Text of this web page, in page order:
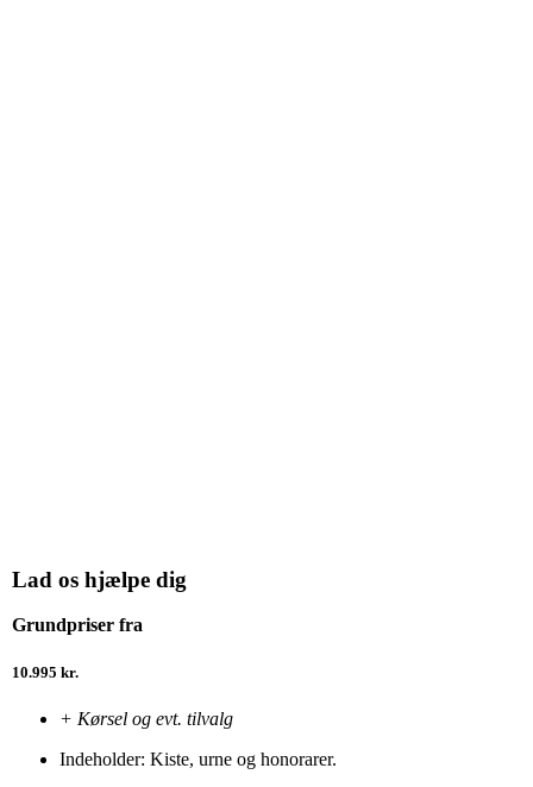
Lad os hjælpe dig
Grundpriser fra
10.995 kr.
+ Kørsel og evt. tilvalg
Indeholder: Kiste, urne og honorarer.